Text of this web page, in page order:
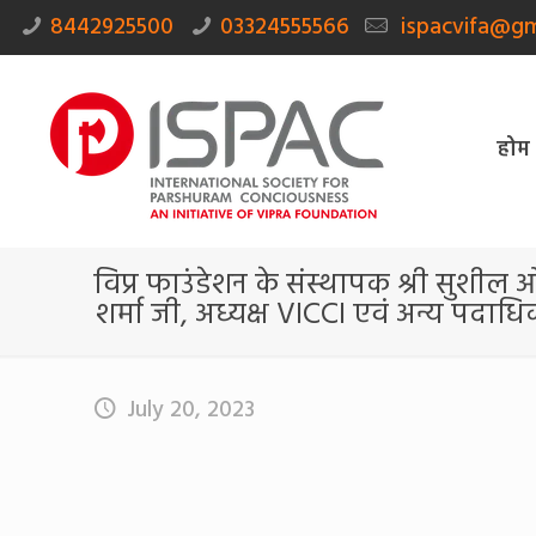
8442925500 03324555566
होम
विप्र फाउंडेशन के संस्थापक श्री सुशील
शर्मा जी, अध्यक्ष VICCI एवं अन्य
July 20, 2023